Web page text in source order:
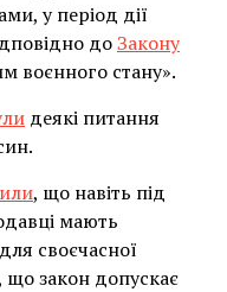
у період дії
доЗакону
воєнного стану».
деякі питання
, що навіть під
мають
своєчасної
що закон допускає